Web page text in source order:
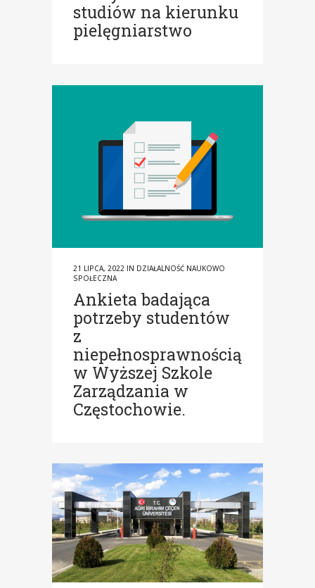
studiów na kierunku
pielęgniarstwo
21 LIPCA, 2022 IN DZIAŁALNOŚĆ NAUKOWO
SPOŁECZNA
Ankieta badająca
potrzeby studentów
z
niepełnosprawnością
w Wyższej Szkole
Zarządzania w
Częstochowie.